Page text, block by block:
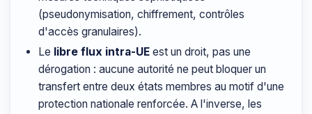
(pseudonymisation, chiffrement, contrôles
d'accès granulaires).
Le libre flux intra-UE est un droit, pas une
dérogation : aucune autorité ne peut bloquer un
transfert entre deux états membres au motif d'une
protection nationale renforcée. A l'inverse, les